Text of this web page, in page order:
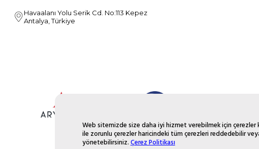
Web sitemizde size daha iyi hizmet verebilmek için çerezler
ile zorunlu çerezler haricindeki tüm çerezleri reddedebilir
yönetebilirsiniz.Çerez Politikası
Havaalanı Yolu Serik Cd. No:113 Kepez
Antalya, Türkiye